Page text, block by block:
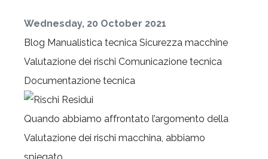
Wednesday, 20 October 2021
Blog Manualistica tecnica Sicurezza macchine
Valutazione dei rischi Comunicazione tecnica
Documentazione tecnica
Quando abbiamo affrontato l’argomento della
Valutazione dei rischi macchina, abbiamo